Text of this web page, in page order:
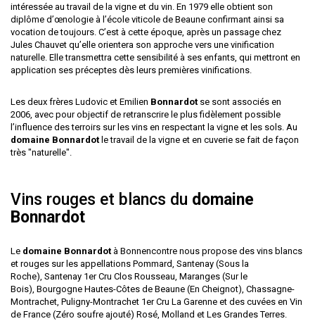
intéressée au travail de la vigne et du vin. En 1979 elle obtient son
diplôme d’œnologie à l’école viticole de Beaune confirmant ainsi sa
vocation de toujours. C’est à cette époque, après un passage chez
Jules Chauvet qu’elle orientera son approche vers une vinification
naturelle. Elle transmettra cette sensibilité à ses enfants, qui mettront en
application ses préceptes dès leurs premières vinifications.
Les deux frères Ludovic et Emilien Bonnardot se sont associés en
2006, avec pour objectif de retranscrire le plus fidèlement possible
l’influence des terroirs sur les vins en respectant la vigne et les sols. Au
domaine Bonnardot le travail de la vigne et en cuverie se fait de façon
très "naturelle".
Vins rouges et blancs du domaine
Bonnardot
Le domaine Bonnardot à Bonnencontre nous propose des vins blancs
et rouges sur les appellations Pommard, Santenay (Sous la
Roche), Santenay 1er Cru Clos Rousseau, Maranges (Sur le
Bois), Bourgogne Hautes-Côtes de Beaune (En Cheignot), Chassagne-
Montrachet, Puligny-Montrachet 1er Cru La Garenne et des cuvées en Vin
de France (Zéro soufre ajouté) Rosé, Molland et Les Grandes Terres.